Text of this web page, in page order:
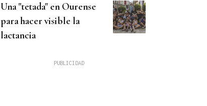
Una "tetada" en Ourense
para hacer visible la
lactancia